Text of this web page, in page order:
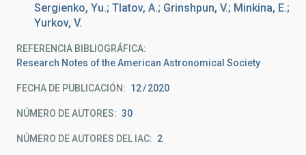
Sergienko, Yu.; Tlatov, A.; Grinshpun, V.; Minkina, E.;
Yurkov, V.
REFERENCIA BIBLIOGRÁFICA
Research Notes of the American Astronomical Society
FECHA DE PUBLICACIÓN: 12 2020
NÚMERO DE AUTORES 30
NÚMERO DE AUTORES DEL IAC 2